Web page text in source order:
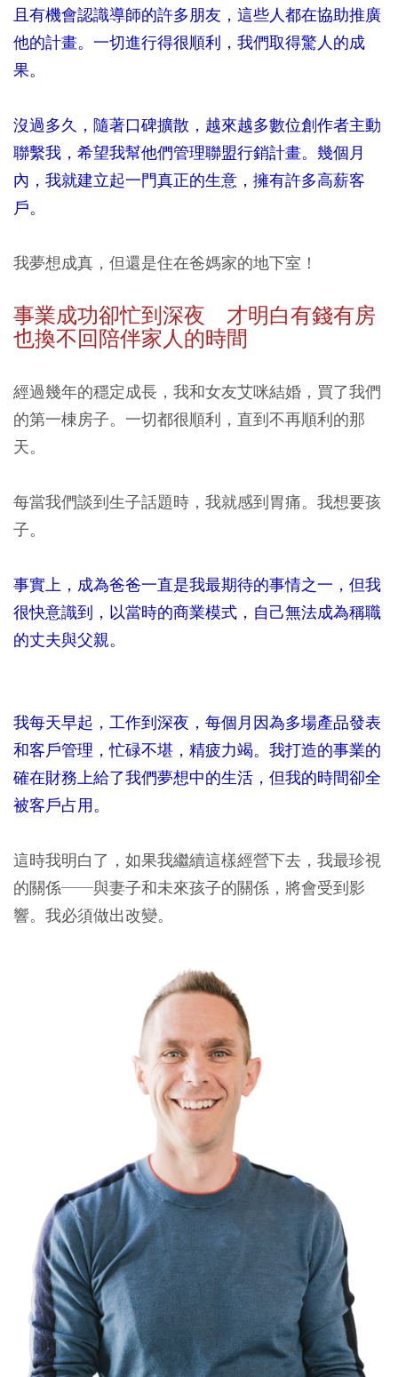
且有機會認識導師的許多朋友，這些人都在協助推廣
他的計畫。一切進行得很順利，我們取得驚人的成
果。
沒過多久，隨著口碑擴散，越來越多數位創作者主動
聯繫我，希望我幫他們管理聯盟行銷計畫。幾個月
內，我就建立起一門真正的生意，擁有許多高薪客
戶。
我夢想成真，但還是住在爸媽家的地下室！
事業成功卻忙到深夜 才明白有錢有房
也換不回陪伴家人的時間
經過幾年的穩定成長，我和女友艾咪結婚，買了我們
的第一棟房子。一切都很順利，直到不再順利的那
天。
每當我們談到生子話題時，我就感到胃痛。我想要孩
子。
事實上，成為爸爸一直是我最期待的事情之一，但我
很快意識到，以當時的商業模式，自己無法成為稱職
的丈夫與父親。
我每天早起，工作到深夜，每個月因為多場產品發表
和客戶管理，忙碌不堪，精疲力竭。我打造的事業的
確在財務上給了我們夢想中的生活，但我的時間卻全
被客戶占用。
這時我明白了，如果我繼續這樣經營下去，我最珍視
的關係──與妻子和未來孩子的關係，將會受到影
響。我必須做出改變。